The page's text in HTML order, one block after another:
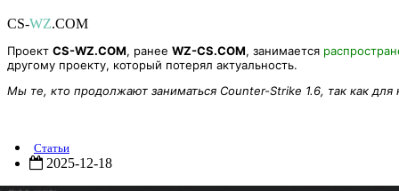
CS-WZ.COM
Проект CS-WZ.COM, ранее WZ-CS.COM, занимается
другому проекту, который потерял актуальность.
Мы те, кто продолжают заниматься Counter-Strike 1.6, так как для
Статьи
2025-12-18